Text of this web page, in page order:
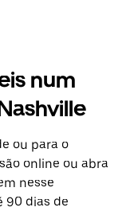
num
ou para o
online ou abra
nesse
90 dias de